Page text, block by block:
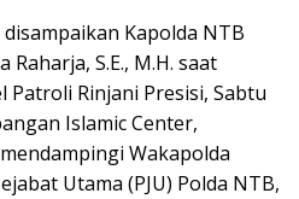
Kapolda NTB
S.E., M.H. saat
Rinjani Presisi, Sabtu
Islamic Center,
Wakapolda
Utama (PJU) Polda NTB,